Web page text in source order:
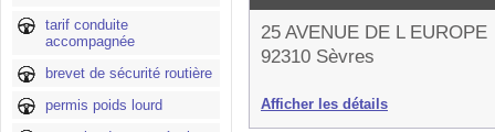
tarif conduite
accompagnée
brevet de sécurité routière
permis poids lourd
25 AVENUE DE L EUROPE
92310 Sèvres
Afficher les détails